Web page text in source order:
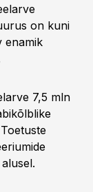
on kuni
enamik
7,5 mln